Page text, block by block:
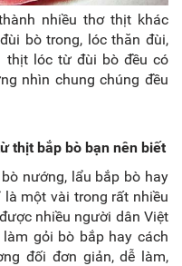
nhiều thơ thịt khác
bò trong, lóc thăn đùi,
thịt lóc từ đùi bò đều có
nhìn chung chúng đều
thịt bắp bò bạn nên biết
nướng, lẩu bắp bò hay
một vài trong rất nhiều
nhiều người dân Việt
gỏi bò bắp hay cách
đối đơn giản, dễ làm,